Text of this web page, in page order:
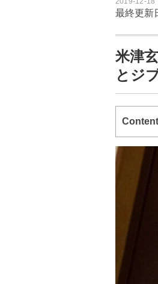
最終更新
米津
とジ